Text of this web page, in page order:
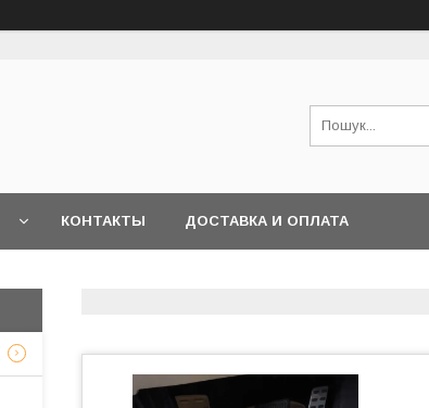
КОНТАКТЫ ДОСТАВКА И ОПЛАТА